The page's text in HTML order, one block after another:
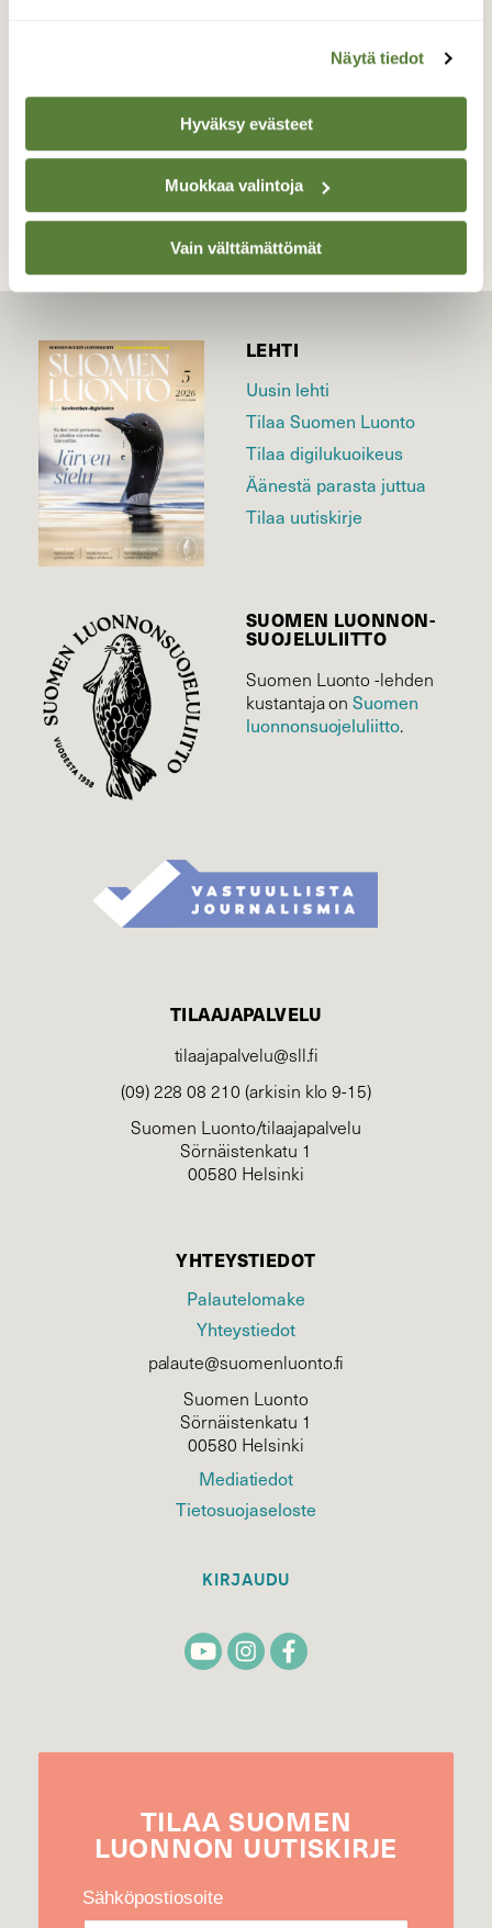
Näytä tiedot
Hyväksy evästeet
Muokkaa valintoja
Vain välttämättömät
LEHTI
Uusin lehti
Tilaa Suomen Luonto
Tilaa digilukuoikeus
Äänestä parasta juttua
Tilaa uutiskirje
SUOMEN LUONNON­
SUOJELU­LIITTO
Suomen Luonto -lehden
kustantaja onSuomen
luonnonsuojelu­liitto.
TILAAJAPALVELU
tilaajapalvelu@sll.fi
(09) 228 08 210 (arkisin klo 9-15)
Suomen Luonto/tilaajapalvelu
Sörnäistenkatu 1
00580 Helsinki
YHTEYSTIEDOT
Palautelomake
Yhteystiedot
palaute@suomenluonto.fi
Suomen Luonto
Sörnäistenkatu 1
00580 Helsinki
Mediatiedot
Tietosuojaseloste
KIRJAUDU
TILAA SUOMEN
LUONNON UUTIS­KIRJE
Sähköpostiosoite